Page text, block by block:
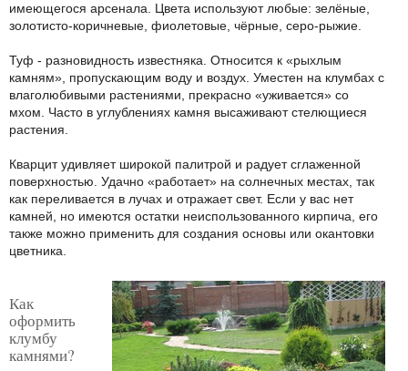
имеющегося арсенала. Цвета используют любые: зелёные,
золотисто-коричневые, фиолетовые, чёрные, серо-рыжие.
Туф - разновидность известняка. Относится к «рыхлым
камням», пропускающим воду и воздух. Уместен на клумбах с
влаголюбивыми растениями, прекрасно «уживается» со
мхом. Часто в углублениях камня высаживают стелющиеся
растения.
Кварцит удивляет широкой палитрой и радует сглаженной
поверхностью. Удачно «работает» на солнечных местах, так
как переливается в лучах и отражает свет. Если у вас нет
камней, но имеются остатки неиспользованного кирпича, его
также можно применить для создания основы или окантовки
цветника.
Как
оформить
клумбу
камнями?